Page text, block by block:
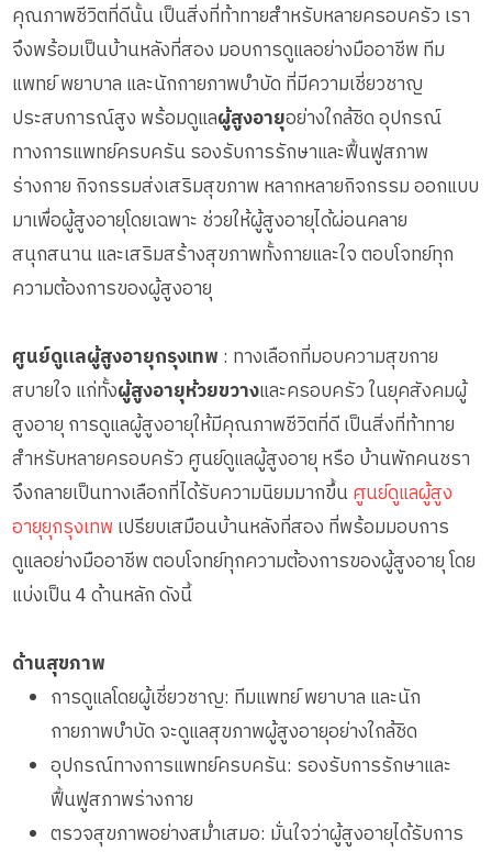
คุณภาพชีวิตที่ดีนั้น เป็นสิ่งที่ท้าทายสำหรับหลายครอบครัว เรา
จึงพร้อมเป็นบ้านหลังที่สอง มอบการดูแลอย่างมืออาชีพ ทีม
แพทย์ พยาบาล และนักกายภาพบำบัด ที่มีความเชี่ยวชาญ
ประสบการณ์สูง พร้อมดูแลผู้สูงอายุอย่างใกล้ชิด อุปกรณ์
ทางการแพทย์ครบครัน รองรับการรักษาและฟื้นฟูสภาพ
ร่างกาย กิจกรรมส่งเสริมสุขภาพ หลากหลายกิจกรรม ออกแบบ
มาเพื่อผู้สูงอายุโดยเฉพาะ ช่วยให้ผู้สูงอายุได้ผ่อนคลาย
สนุกสนาน และเสริมสร้างสุขภาพทั้งกายและใจ ตอบโจทย์ทุก
ความต้องการของผู้สูงอายุ
ศูนย์ดูแลผู้สูงอายุกรุงเทพ : ทางเลือกที่มอบความสุขกาย
สบายใจ แก่ทั้งผู้สูงอายุห้วยขวางและครอบครัว ในยุคสังคมผู้
สูงอายุ การดูแลผู้สูงอายุให้มีคุณภาพชีวิตที่ดี เป็นสิ่งที่ท้าทาย
สำหรับหลายครอบครัว ศูนย์ดูแลผู้สูงอายุ หรือ บ้านพักคนชรา
จึงกลายเป็นทางเลือกที่ได้รับความนิยมมากขึ้นศูนย์ดูแลผู้สูง
อายุยุกรุงเทพเปรียบเสมือนบ้านหลังที่สอง ที่พร้อมมอบการ
ดูแลอย่างมืออาชีพ ตอบโจทย์ทุกความต้องการของผู้สูงอายุ โดย
แบ่งเป็น 4 ด้านหลัก ดังนี้
ด้านสุขภาพ
การดูแลโดยผู้เชี่ยวชาญ: ทีมแพทย์ พยาบาล และนัก
กายภาพบำบัด จะดูแลสุขภาพผู้สูงอายุอย่างใกล้ชิด
อุปกรณ์ทางการแพทย์ครบครัน: รองรับการรักษาและ
ฟื้นฟูสภาพร่างกาย
ตรวจสุขภาพอย่างสม่ำเสมอ: มั่นใจว่าผู้สูงอายุได้รับการ